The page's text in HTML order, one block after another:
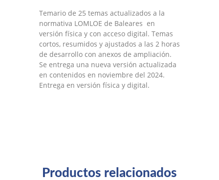
Temario de 25 temas actualizados a la
normativa LOMLOE de Baleares en
versión física y con acceso digital. Temas
cortos, resumidos y ajustados a las 2 horas
de desarrollo con anexos de ampliación.
Se entrega una nueva versión actualizada
en contenidos en noviembre del 2024.
Entrega en versión física y digital.
Productos relacionados